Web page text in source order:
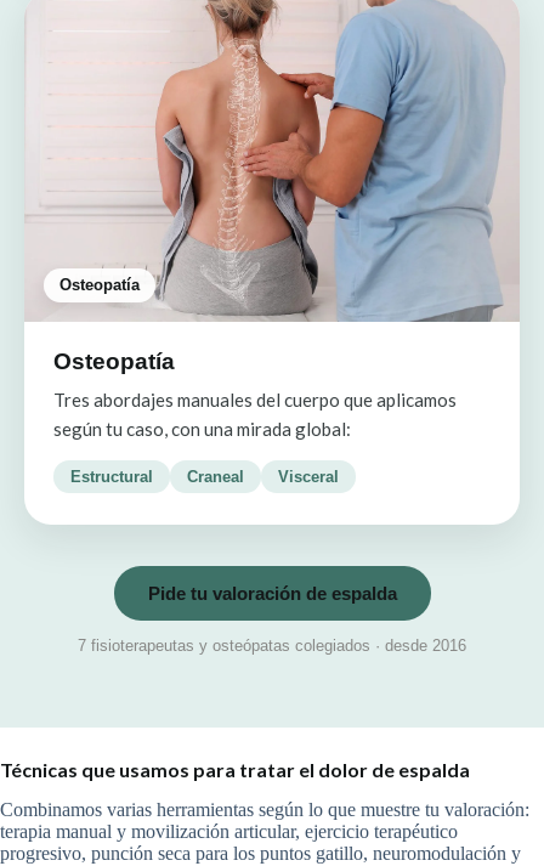
Osteopatía
Osteopatía
Tres abordajes manuales del cuerpo que aplicamos
según tu caso, con una mirada global:
Estructural Craneal Visceral
Pide tu valoración de espalda
7 fisioterapeutas y osteópatas colegiados · desde 2016
Técnicas que usamos para tratar el dolor de espalda
Combinamos varias herramientas según lo que muestre tu valoración:
terapia manual y movilización articular, ejercicio terapéutico
progresivo, punción seca para los puntos gatillo, neuromodulación y